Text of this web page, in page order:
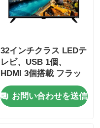
32インチクラス LEDテ
レビ、USB 1個、
HDMI 3個搭載 フラッ
トスクリーンモニター
テレビお問い合わせを送信